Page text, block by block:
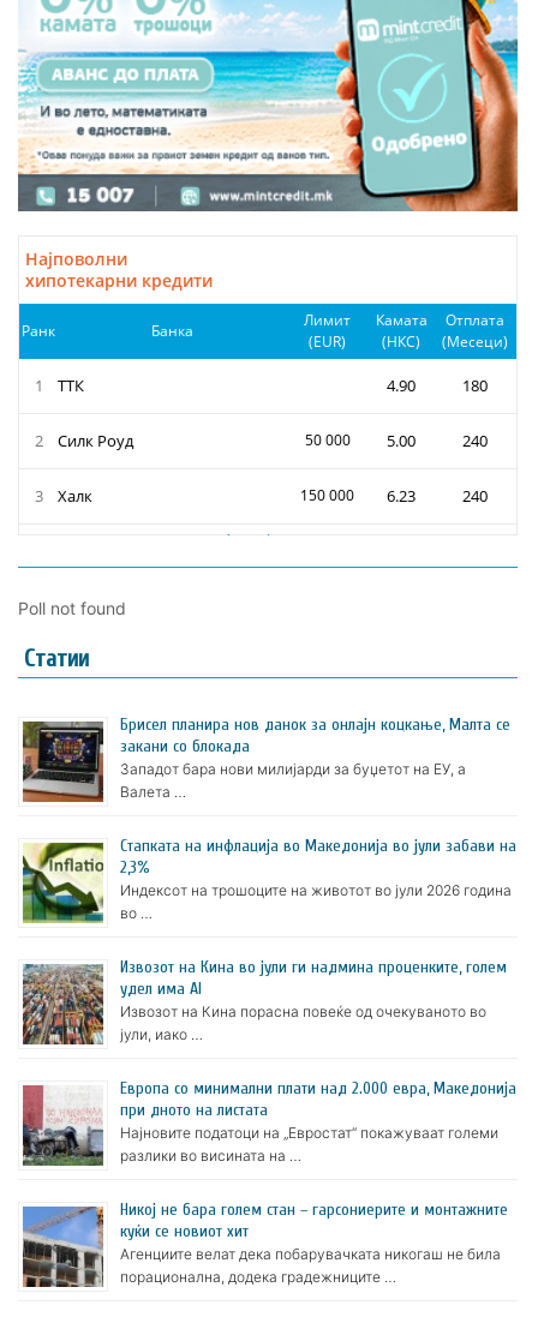
Poll not found
Статии
Брисел планира нов данок за онлајн коцкање, Малта се
закани со блокада
Западот бара нови милијарди за буџетот на ЕУ, а
Валета …
Стапката на инфлација во Македонија во јули забави на
2,3%
Индексот на трошоците на животот во јули 2026 година
во …
Извозот на Кина во јули ги надмина проценките, голем
удел има AI
Извозот на Кина порасна повеќе од очекуваното во
јули, иако …
Европа со минимални плати над 2.000 евра, Македонија
при дното на листата
Најновите податоци на „Евростат“ покажуваат големи
разлики во висината на …
Никој не бара голем стан – гарсониерите и монтажните
куќи се новиот хит
Агенциите велат дека побарувачката никогаш не била
порационална, додека градежниците …